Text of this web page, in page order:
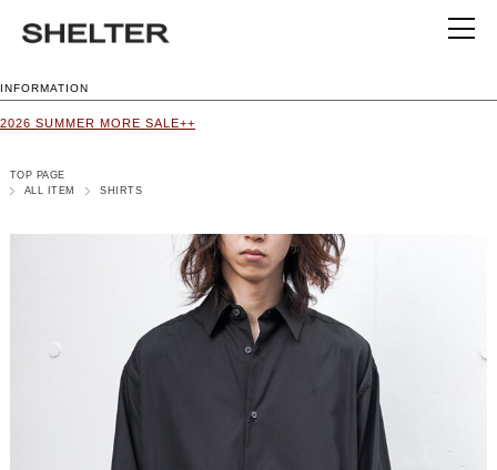
INFORMATION
2026 SUMMER MORE SALE++
TOP PAGE
ALL ITEM
SHIRTS